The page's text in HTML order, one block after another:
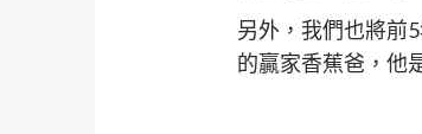
另外，我們也將前
的贏家香蕉爸，他